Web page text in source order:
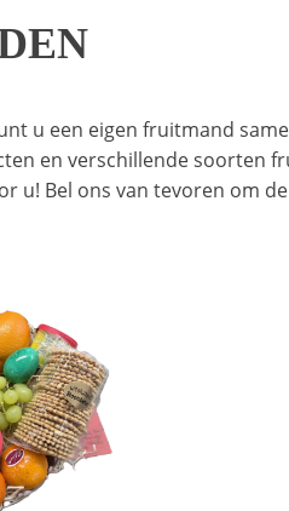
u een eigen fruitmand
en verschillende soorten
u! Bel ons van tevoren om